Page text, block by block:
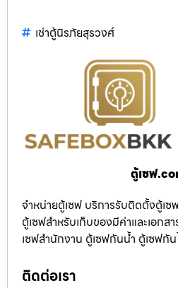
เช่าตู้นิรภัยสุรวงศ์
ตู้เซฟ
จำหน่ายตู้เซฟ บริการรับติดตั้งตู้เ
ตู้เซฟสำหรับเก็บของมีค่าและเอก
เซฟสำนักงาน ตู้เซฟกันน้ำ ตู้เซฟกั
ติดต่อเรา